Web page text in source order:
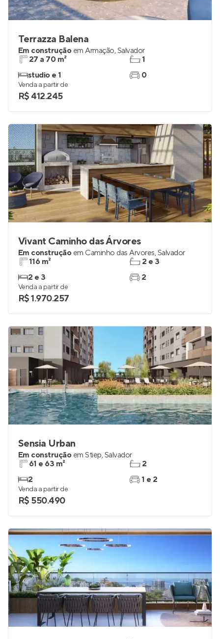
Terrazza Balena
Em construção em Armação,Salvador
27 a 70 m²
studio e 1
1
0
Venda a partir de
R$ 412.245
Vivant Caminho das Árvores
Em construção em Caminho das Árvores,Salvador
116 m²
2 e 3
2 e 3
2
Venda a partir de
R$ 1.970.257
Sensia Urban
Em construção em Stiep,Salvador
61 e 63 m²
2
2
1 e 2
Venda a partir de
R$ 550.490